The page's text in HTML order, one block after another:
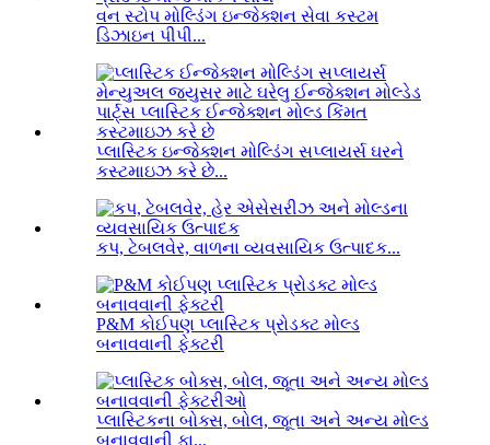
વન સ્ટોપ મોલ્ડિંગ ઇન્જેક્શન સેવા કસ્ટમ
ડિઝાઇન પીપી...
પ્લાસ્ટિક ઇન્જેક્શન મોલ્ડિંગ સપ્લાયર્સ ઘરને
કસ્ટમાઇઝ કરે છે...
કપ, ટેબલવેર, વાળના વ્યવસાયિક ઉત્પાદક...
P&M કોઈપણ પ્લાસ્ટિક પ્રોડક્ટ મોલ્ડ
બનાવવાની ફેક્ટરી
પ્લાસ્ટિકના બોક્સ, બોલ, જૂતા અને અન્ય મોલ્ડ
બનાવવાની ફા...